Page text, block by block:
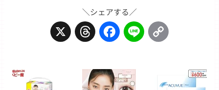
＼シェアする／
X
ThreadsFacebook
Line